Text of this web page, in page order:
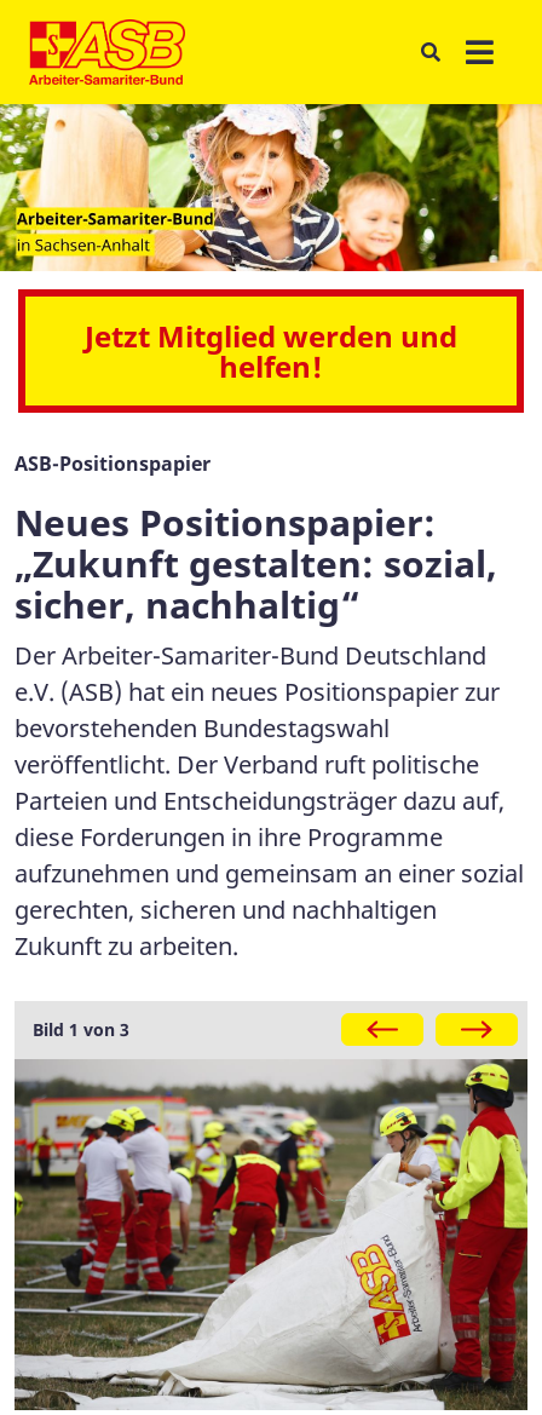
Jetzt Mitglied werden und
helfen!
ASB-Positionspapier
Neues Positionspapier:
„Zukunft gestalten: sozial,
sicher, nachhaltig“
Der Arbeiter-Samariter-Bund Deutschland
e.V. (ASB) hat ein neues Positionspapier zur
bevorstehenden Bundestagswahl
veröffentlicht. Der Verband ruft politische
Parteien und Entscheidungsträger dazu auf,
diese Forderungen in ihre Programme
aufzunehmen und gemeinsam an einer sozial
gerechten, sicheren und nachhaltigen
Zukunft zu arbeiten.
Galerie
Bild 1 von 3